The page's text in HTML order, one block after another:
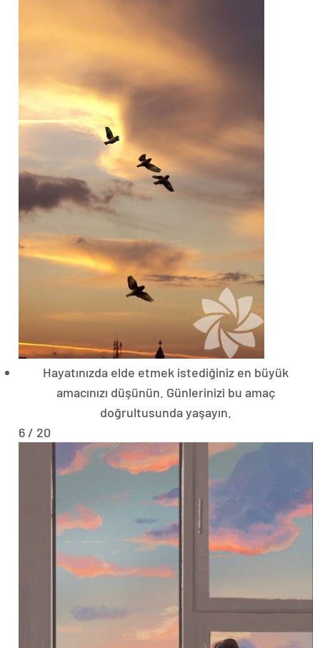
Hayatınızda elde etmek istediğiniz en büyük
amacınızı düşünün. Günlerinizi bu amaç
doğrultusunda yaşayın.
6 / 20